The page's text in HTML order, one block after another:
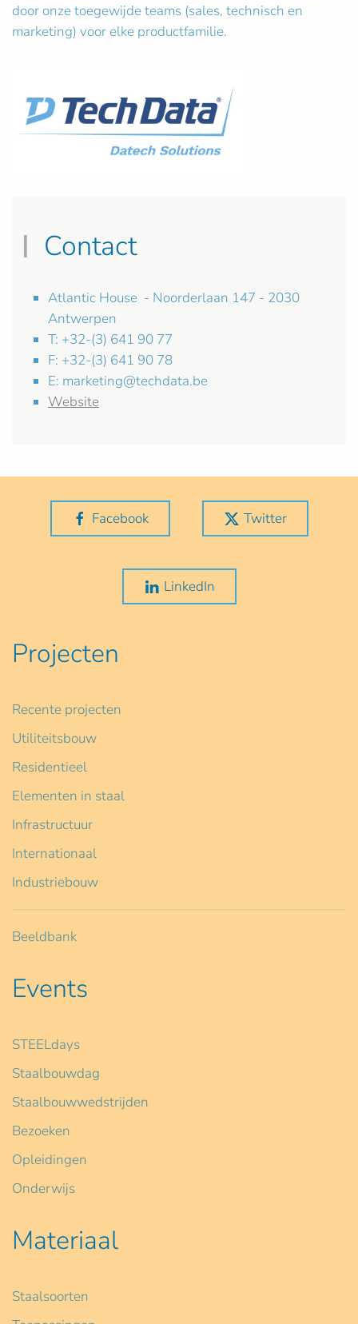
door onze toegewijde teams (sales, technisch en
marketing) voor elke productfamilie.
Contact
Atlantic House - Noorderlaan 147 - 2030
Antwerpen
T: +32-(3) 641 90 77
F: +32-(3) 641 90 78
E: marketing@techdata.be
Website
Facebook Twitter
LinkedIn
Projecten
Recente projecten
Utiliteitsbouw
Residentieel
Elementen in staal
Infrastructuur
Internationaal
Industriebouw
Beeldbank
Events
STEELdays
Staalbouwdag
Staalbouwwedstrijden
Bezoeken
Opleidingen
Onderwijs
Materiaal
Staalsoorten